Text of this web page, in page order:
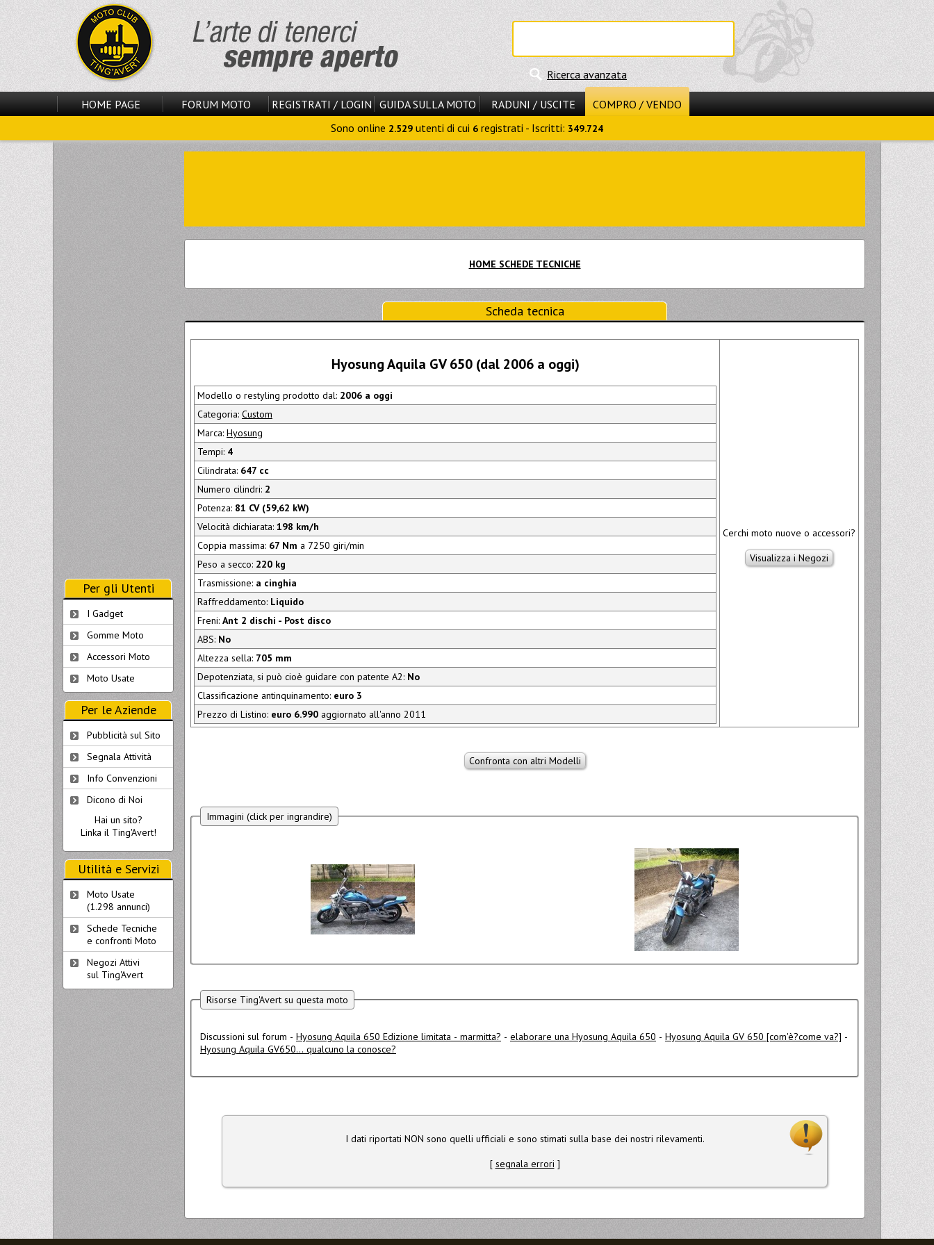
Ricerca avanzata
HOME PAGE FORUM MOTO REGISTRATI / LOGIN GUIDA SULLA MOTO RADUNI / USCITE
COMPRO / VENDO
Sono online 2.529 utenti di cui 6 registrati - Iscritti: 349.724
HOME SCHEDE TECNICHE
Scheda tecnica
Hyosung Aquila GV 650 (dal 2006 a oggi)
Modello o restyling prodotto dal: 2006 a oggi
Categoria: Custom
Marca: Hyosung
Tempi: 4
Cilindrata: 647 cc
Numero cilindri: 2
Potenza: 81 CV (59,62 kW)
Velocità dichiarata: 198 km/h
Coppia massima: 67 Nm a 7250 giri/min
Peso a secco: 220 kg
Trasmissione: a cinghia
Raffreddamento: Liquido
Freni: Ant 2 dischi - Post disco
ABS: No
Altezza sella: 705 mm
Depotenziata, si può cioè guidare con patente A2: No
Classificazione antinquinamento: euro 3
Prezzo di Listino: euro 6.990 aggiornato all'anno 2011
Cerchi moto nuove o accessori?
Visualizza i Negozi
Immagini (click per ingrandire)
Risorse Ting'Avert su questa moto
Discussioni sul forum - Hyosung Aquila 650 Edizione limitata - marmitta? - elaborare una Hyosung Aquila 650 - Hyosung Aquila GV 650 [com'è?come va?] -
Hyosung Aquila GV650... qualcuno la conosce?
I dati riportati NON sono quelli ufficiali e sono stimati sulla base dei nostri rilevamenti.
[ segnala errori ]
Per gli Utenti
I Gadget
Gomme Moto
Accessori Moto
Moto Usate
Per le Aziende
Pubblicità sul Sito
Segnala Attività
Info Convenzioni
Dicono di Noi
Hai un sito?
Linka il Ting'Avert!
Utilità e Servizi
Moto Usate
(1.298 annunci)
Schede Tecniche
e confronti Moto
Negozi Attivi
sul Ting'Avert